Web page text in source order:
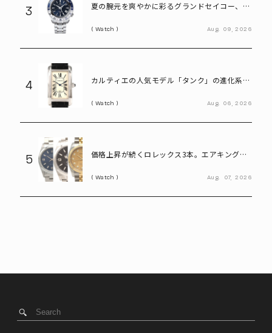
3
夏の腕元を爽やかに彩るグランドセイコー、ロ
め腕時計3選
Watch Aug. 09, 2026
4
カルティエの人気モデル「タンク」の進化系。
WG」
Watch Aug. 06, 2026
5
価格上昇が続くロレックス3本。エアキング、
Watch Aug. 07, 2026